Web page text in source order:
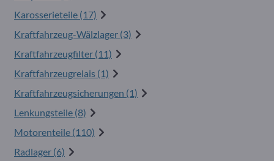
Karosserieteile (17)
Kraftfahrzeug-Wälzlager (3)
Kraftfahrzeugfilter (11)
Kraftfahrzeugrelais (1)
Kraftfahrzeugsicherungen (1)
Lenkungsteile (8)
Motorenteile (110)
Radlager (6)